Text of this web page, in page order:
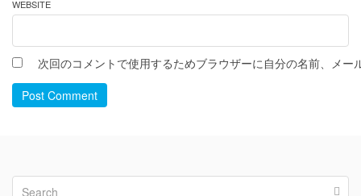
WEBSITE
次回のコメントで使用するためブラウザーに自分の名前、メー
Post Comment